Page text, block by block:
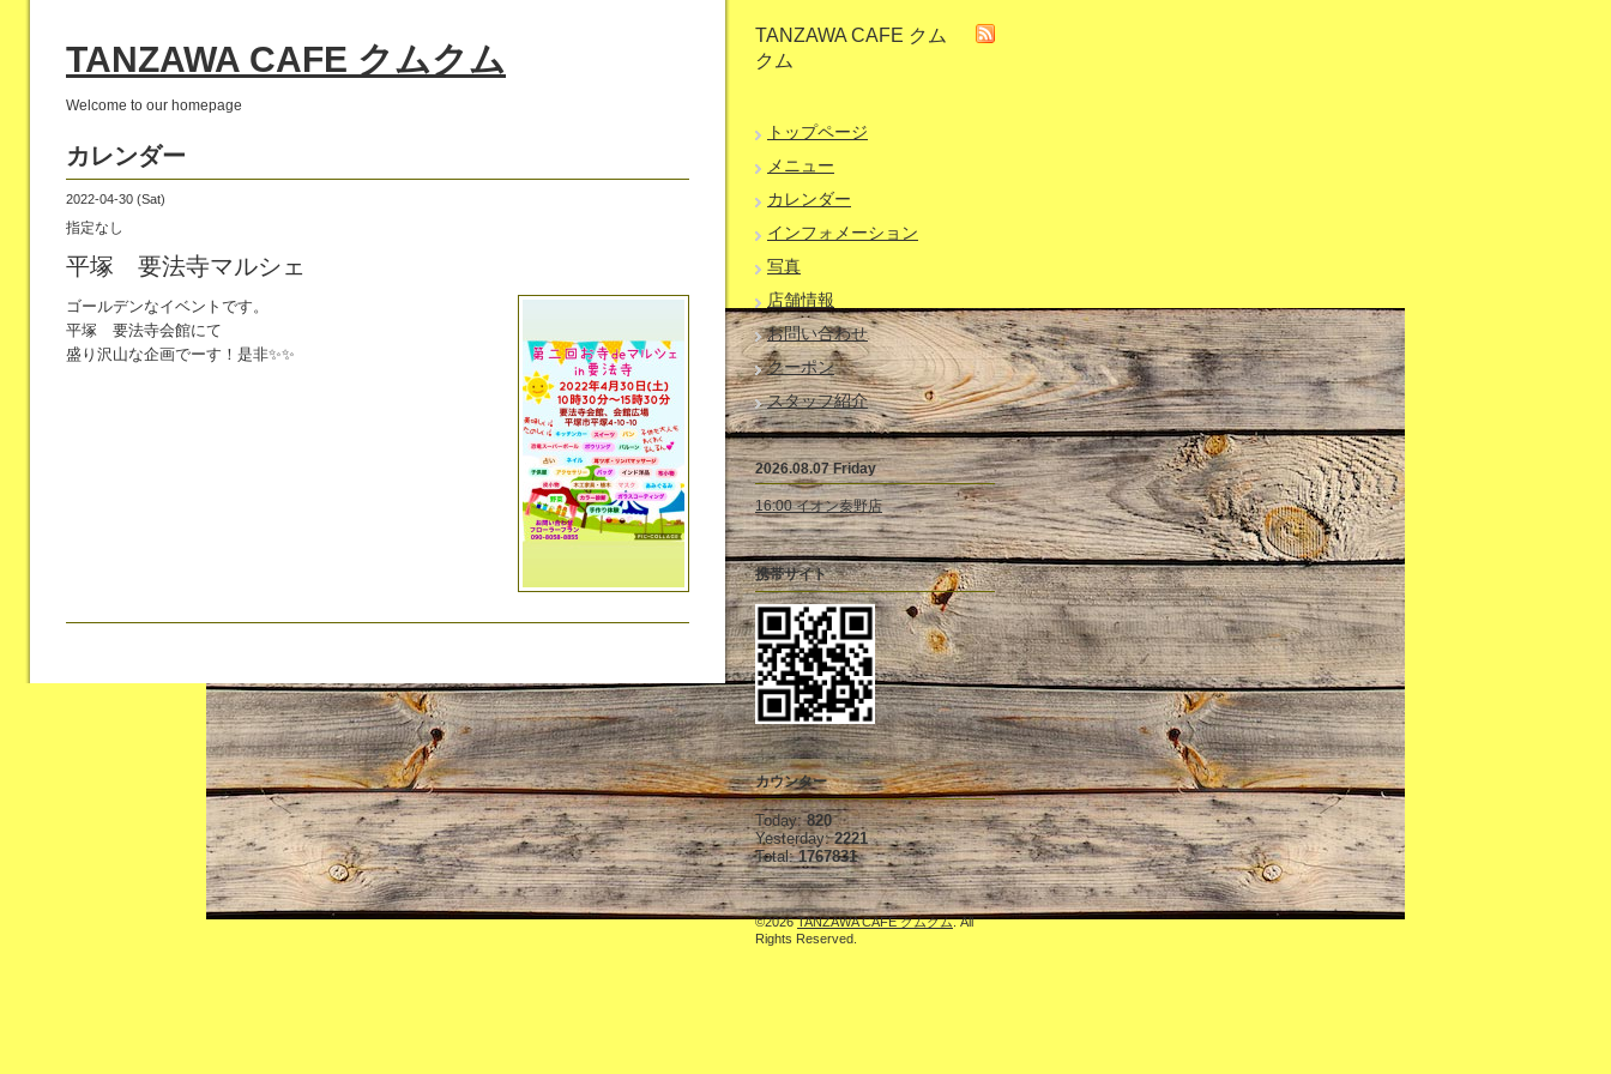
TANZAWA CAFE クムクム
Welcome to our homepage
カレンダー
2022-04-30 (Sat)
指定なし
平塚 要法寺マルシェ
ゴールデンなイベントです。
平塚 要法寺会館にて
盛り沢山な企画でーす！是非✨✨
TANZAWA CAFE クム
クム
トップページ
メニュー
カレンダー
インフォメーション
写真
店舗情報
お問い合わせ
クーポン
スタッフ紹介
2026.08.07 Friday
16:00 イオン秦野店
携帯サイト
カウンター
Today:820
Yesterday:2221
Total:1767831
©2026TANZAWA CAFE クムクム. All
Rights Reserved.